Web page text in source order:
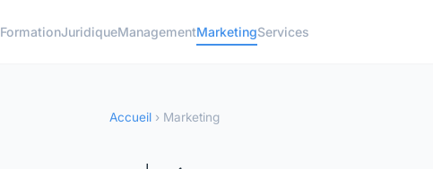
FormationJuridiqueManagementMarketingServices
Accueil› Marketing